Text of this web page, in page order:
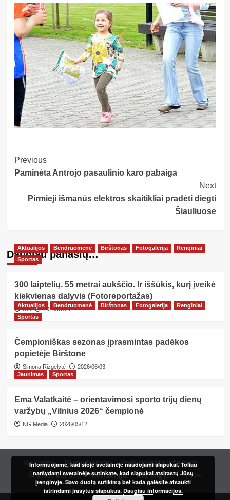
Post
Navigation
Previous
Paminėta Antrojo pasaulinio karo pabaiga
Next
Pirmieji išmanūs elektros skaitikliai pradėti diegti
Šiauliuose
Daugiau panašių…
Aktualijos Bendruomenė Birštonas Fotogalerija
Renginiai
Sportas
300 laiptelių. 55 metrai aukščio. Ir iššūkis, kurį įveikė
kiekvienas dalyvis (Fotoreportažas)
NG 2026/07/21
Aktualijos Bendruomenė Birštonas Fotogalerija
Renginiai
Sportas
Čempioniškas sezonas įprasmintas padėkos
popietėje Birštone
Simona Rizgelytė
2026/06/03
Jaunimas
Sportas
Ema Valatkaitė – orientavimosi sporto trijų dienų
varžybų „Vilnius 2026“ čempionė
NG Media 2026/05/12
Reklama Prenumerata
Prenumerata internetu
Šeimos kortelė
Redakcija Kur įsigyti? PDF
Informuojame, kad šioje svetainėje naudojami slapukai. Toliau
naršydami svetainėje sutinkate, kad slapukai atsirastų Jūsų
įrenginyje. Savo duotą sutikimą bet kada galėsite atšaukti
ištrindami įrašytus slapukus. Daugiau informacijos.